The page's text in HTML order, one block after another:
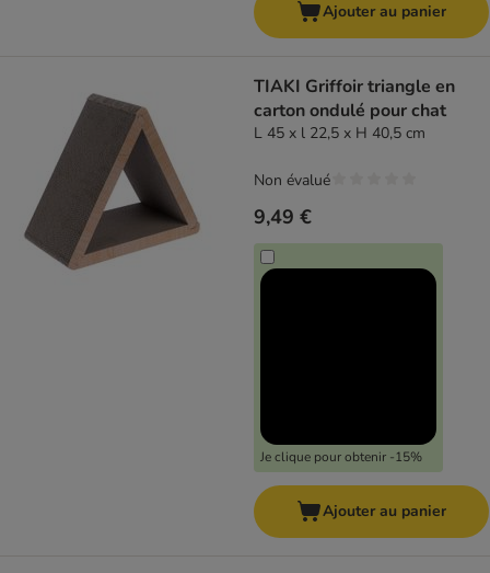
Ajouter au panier
TIAKI Griffoir triangle en
carton ondulé pour chat
L 45 x l 22,5 x H 40,5 cm
9,49 €
Je clique pour obtenir -15%
Non évalué
Ajouter au panier